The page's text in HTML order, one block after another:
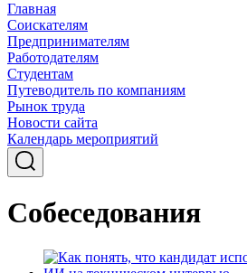
Главная
Соискателям
Предпринимателям
Работодателям
Студентам
Путеводитель по компаниям
Рынок труда
Новости сайта
Календарь мероприятий
Собеседования